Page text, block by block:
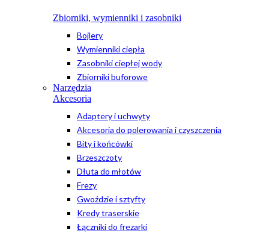
Zbiorniki, wymienniki i zasobniki
Bojlery
Wymienniki ciepła
Zasobniki ciepłej wody
Zbiorniki buforowe
Narzędzia
Akcesoria
Adaptery i uchwyty
Akcesoria do polerowania i czyszczenia
Bity i końcówki
Brzeszczoty
Dłuta do młotów
Frezy
Gwoździe i sztyfty
Kredy traserskie
Łączniki do frezarki